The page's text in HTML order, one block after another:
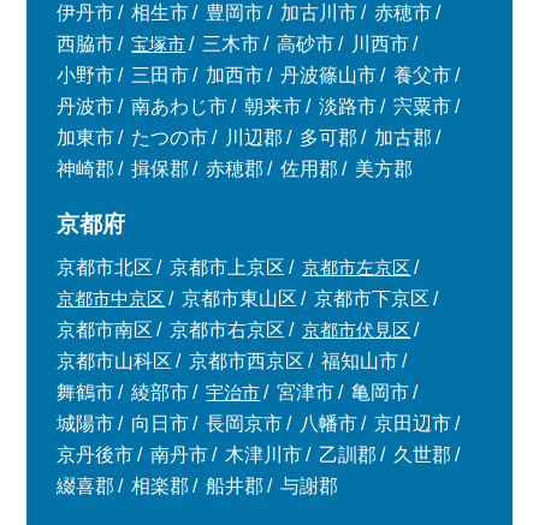
伊丹市
相生市 豊岡市 加古川市
赤穂市
西脇市
宝塚市 三木市 高砂市
川西市
小野市
三田市 加西市 丹波篠山市
養父市
丹波市
南あわじ市 朝来市 淡路市
宍粟市
加東市
たつの市 川辺郡 多可郡
加古郡
神崎郡
揖保郡 赤穂郡 佐用郡 美方郡
京都府
京都市北区 京都市上京区
京都市左京区
京都市中京区
京都市東山区
京都市下京区
京都市南区
京都市右京区
京都市伏見区
京都市山科区
京都市西京区
福知山市
舞鶴市
綾部市 宇治市 宮津市
亀岡市
城陽市
向日市 長岡京市 八幡市
京田辺市
京丹後市
南丹市 木津川市 乙訓郡
久世郡
綴喜郡
相楽郡 船井郡 与謝郡